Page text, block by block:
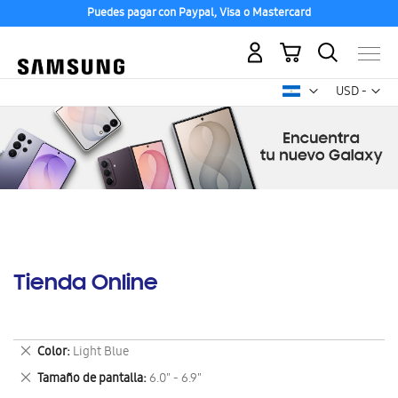
Puedes pagar con Paypal, Visa o Mastercard
USD -
dólar
Mi carrito
Tienda Online
Color Light Blue
Eliminar
este
artículo
Tamaño de pantalla 6.0" - 6.9"
Eliminar